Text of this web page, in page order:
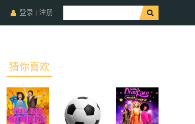
登录 注册
猜你喜欢